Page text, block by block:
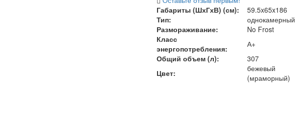
Габариты (ШхГхВ) (см):
59.5x65x186
Тип:
однокамерный
Размораживание:
No Frost
Класс
энергопотребления:
А+
Общий объем (л):
307
Цвет:
бежевый
(мраморный)